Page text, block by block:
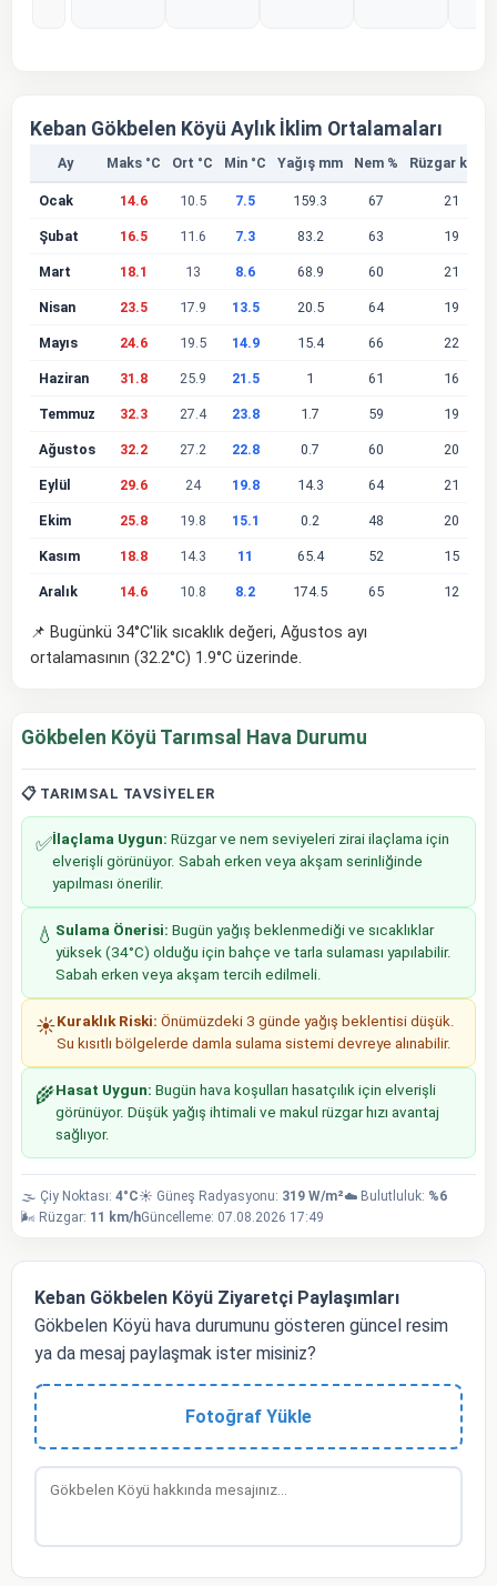
Keban Gökbelen Köyü Aylık İklim Ortalamaları
Ay Maks °C Ort °C Min °C Yağış mm Nem % Rüzgar km/s
Ocak 14.6 10.5 7.5 159.3 67 21
Şubat 16.5 11.6 7.3 83.2 63 19
Mart 18.1 13 8.6 68.9 60 21
Nisan 23.5 17.9 13.5 20.5 64 19
Mayıs 24.6 19.5 14.9 15.4 66 22
Haziran 31.8 25.9 21.5 1 61 16
Temmuz 32.3 27.4 23.8 1.7 59 19
Ağustos 32.2 27.2 22.8 0.7 60 20
Eylül 29.6 24 19.8 14.3 64 21
Ekim 25.8 19.8 15.1 0.2 48 20
Kasım 18.8 14.3 11 65.4 52 15
Aralık 14.6 10.8 8.2 174.5 65 12
📌 Bugünkü 34°C'lik sıcaklık değeri, Ağustos ayı
ortalamasının (32.2°C) 1.9°C üzerinde.
Gökbelen Köyü Tarımsal Hava Durumu
📋 TARIMSAL TAVSIYELER
✅İlaçlama Uygun: Rüzgar ve nem seviyeleri zirai ilaçlama için
elverişli görünüyor. Sabah erken veya akşam serinliğinde
yapılması önerilir.
💧 Sulama Önerisi: Bugün yağış beklenmediği ve sıcaklıklar
yüksek (34°C) olduğu için bahçe ve tarla sulaması yapılabilir.
Sabah erken veya akşam tercih edilmeli.
☀️Kuraklık Riski: Önümüzdeki 3 günde yağış beklentisi düşük.
Su kısıtlı bölgelerde damla sulama sistemi devreye alınabilir.
🌾Hasat Uygun: Bugün hava koşulları hasatçılık için elverişli
görünüyor. Düşük yağış ihtimali ve makul rüzgar hızı avantaj
sağlıyor.
🌫️ Çiy Noktası: 4°C☀️ Güneş Radyasyonu: 319 W/m²☁️ Bulutluluk: %6
🌬️ Rüzgar: 11 km/hGüncelleme: 07.08.2026 17:49
Keban Gökbelen Köyü Ziyaretçi Paylaşımları
Gökbelen Köyü hava durumunu gösteren güncel resim
ya da mesaj paylaşmak ister misiniz?
Fotoğraf Yükle